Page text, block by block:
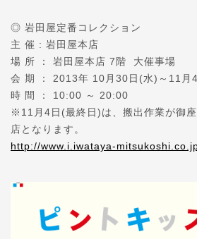
◎ 岩田屋定番コレクション
主 催 : 岩田屋本店
場 所 ： 岩田屋本店 7階 大催事場
会 期 ： 2013年 10月30日(水)～11月
時 間 ： 10:00 ～ 20:00
※11月4日(最終日)は、搬出作業が御
店となります。
http://www.i.iwataya-